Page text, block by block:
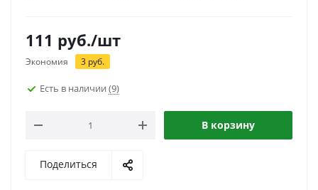
111 руб./шт
Экономия 3 руб.
Есть в наличии (9)
В корзину
Поделиться